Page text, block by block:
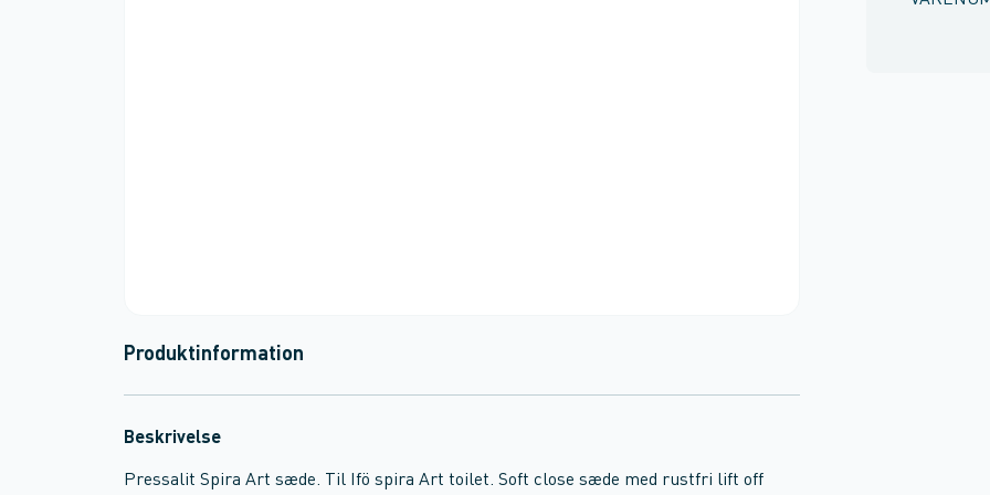
Produktinformation
Beskrivelse
Pressalit Spira Art sæde. Til Ifö spira Art toilet. Soft close sæde med rustfri lift off